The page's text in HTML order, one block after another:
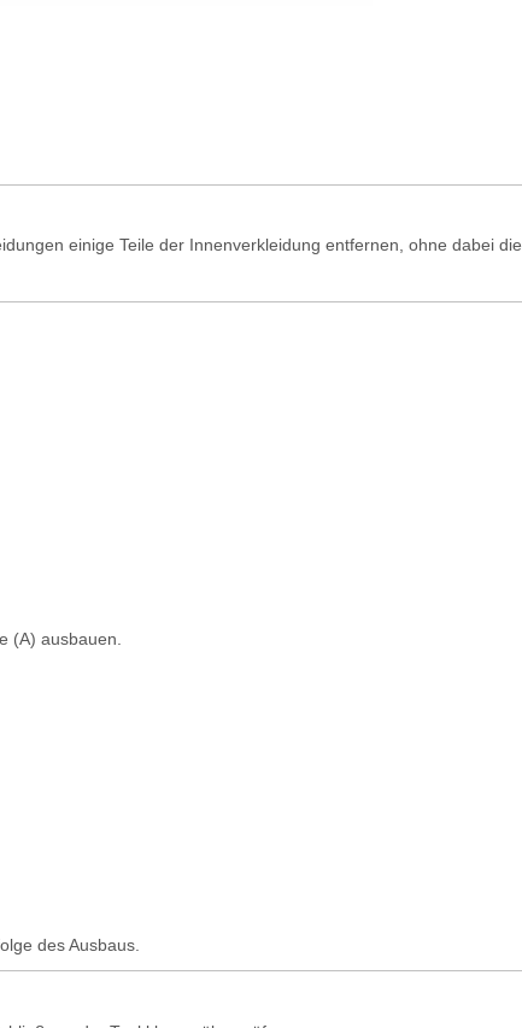
einige Teile der Innenverkleidung entfernen, ohne dabei die
(A) ausbauen.
des Ausbaus.